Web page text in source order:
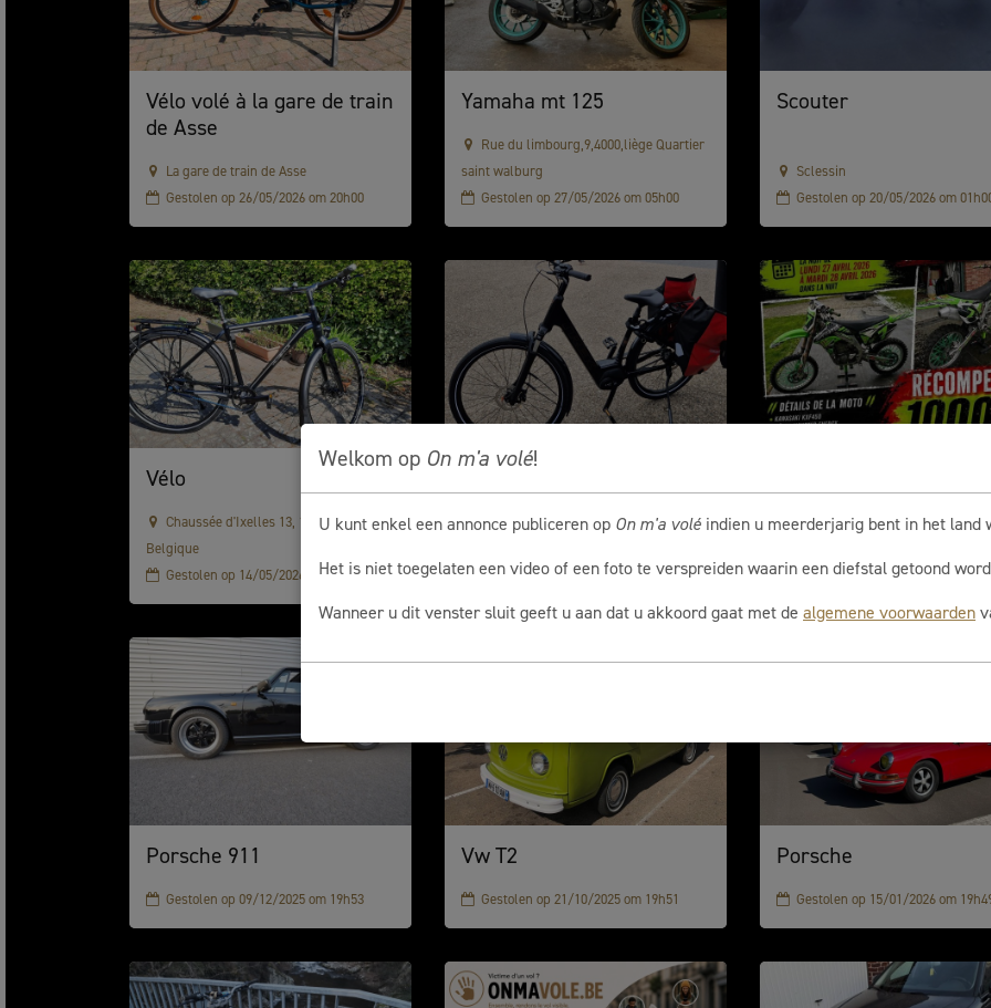
Vélo volé à la gare de train
de Asse
La gare de train de Asse
Gestolen op 26/05/2026 om 20h00
Yamaha mt 125
Rue du limbourg,9,4000,liège Quartier
saint walburg
Gestolen op 27/05/2026 om 05h00
Scouter
Sclessin
Gestolen op 20/05/2026 om
Vélo
Chaussée d'Ixelles 13, 1050 Ixelles,
Belgique
Gestolen op 14/05/2026 om 20h00
Avenue Notre Dame 102, courtyard
Gestolen op 10/05/2026 om 12h00
Gestolen op 27/04/2026 om
Porsche 911
Gestolen op 09/12/2025 om 19h53
Vw T2
Gestolen op 21/10/2025 om 19h51
Porsche
Gestolen op 15/01/2026 om
Welkom op On m'a volé!
U kunt enkel een annonce publiceren op On m'a volé indien u meerderjarig bent in het land
Het is niet toegelaten een video of een foto te verspreiden waarin een diefstal getoond
Wanneer u dit venster sluit geeft u aan dat u akkoord gaat met de algemene voorwaarden